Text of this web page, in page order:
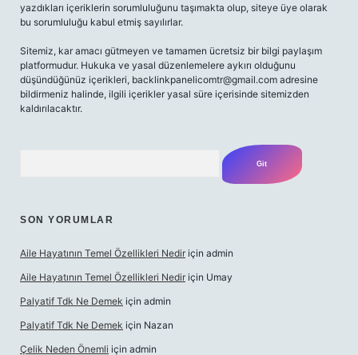
yazdıkları içeriklerin sorumluluğunu taşımakta olup, siteye üye olarak
bu sorumluluğu kabul etmiş sayılırlar.
Sitemiz, kar amacı gütmeyen ve tamamen ücretsiz bir bilgi paylaşım
platformudur. Hukuka ve yasal düzenlemelere aykırı olduğunu
düşündüğünüz içerikleri, backlinkpanelicomtr@gmail.com adresine
bildirmeniz halinde, ilgili içerikler yasal süre içerisinde sitemizden
kaldırılacaktır.
SON YORUMLAR
Aile Hayatının Temel Özellikleri Nedir için admin
Aile Hayatının Temel Özellikleri Nedir için Umay
Palyatif Tdk Ne Demek için admin
Palyatif Tdk Ne Demek için Nazan
Çelik Neden Önemli için admin